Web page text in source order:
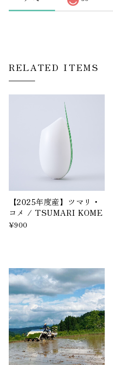
RELATED ITEMS
【2025年度産】ツマリ・
コメ / TSUMARI KOME
¥900